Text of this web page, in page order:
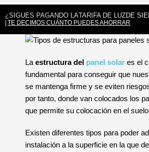
¿SIGUES PAGANDO LATARIFA DE LUZDE
TE DECIMOS CUÁNTO PUEDES AHORRAR
La estructura del panel solar es el
fundamental para conseguir que
se mantenga firme y se eviten
por tanto, donde van colocados los
que permite su colocación en el
Existen diferentes tipos para poder
instalación a la superficie en la que